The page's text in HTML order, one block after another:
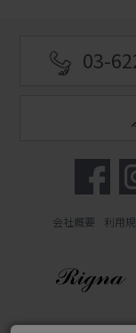
03-
会社概要 利用